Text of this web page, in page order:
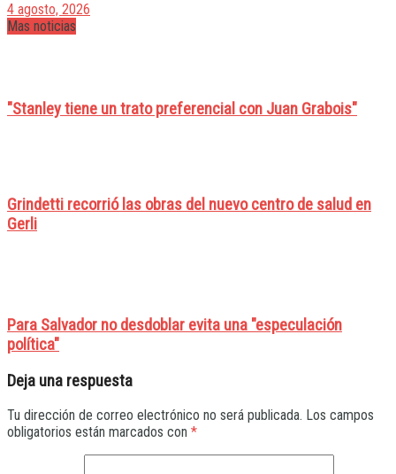
4 agosto, 2026
Mas noticias
"Stanley tiene un trato preferencial con Juan Grabois"
Grindetti recorrió las obras del nuevo centro de salud en
Gerli
Para Salvador no desdoblar evita una "especulación
política"
Deja una respuesta
Tu dirección de correo electrónico no será publicada. Los campos
obligatorios están marcados con *